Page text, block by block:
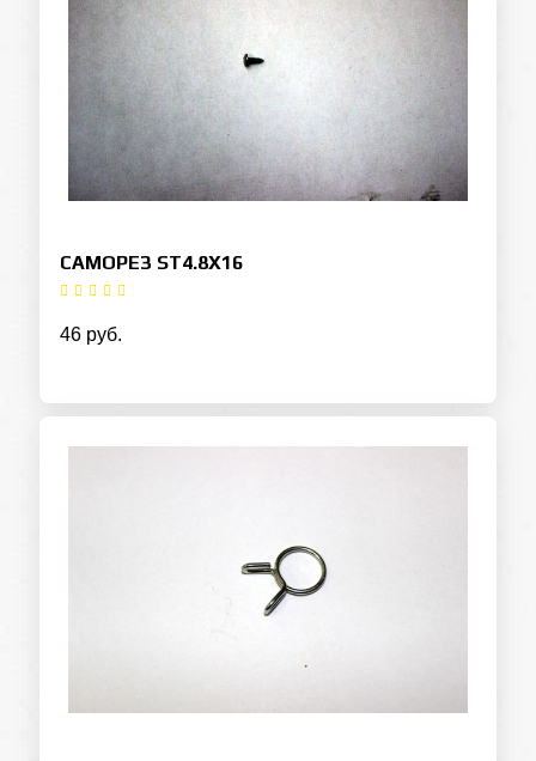
САМОРЕЗ ST4.8X16
46 руб.